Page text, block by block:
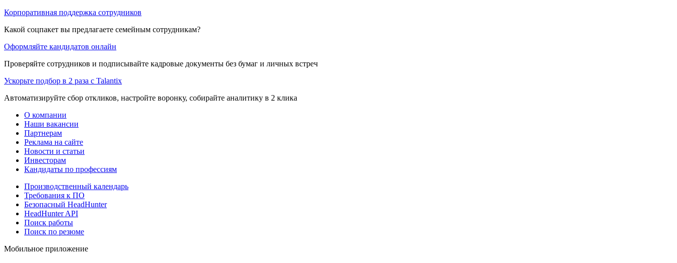
Корпоративная поддержка сотрудников
Какой соцпакет вы предлагаете семейным сотрудникам?
Оформляйте кандидатов онлайн
Проверяйте сотрудников и подписывайте кадровые документы без бумаг и личных встреч
Ускорьте подбор в 2 раза с Talantix
Автоматизируйте сбор откликов, настройте воронку, собирайте аналитику в 2 клика
О компании
Наши вакансии
Партнерам
Реклама на сайте
Новости и статьи
Инвесторам
Кандидаты по профессиям
Производственный календарь
Требования к ПО
Безопасный HeadHunter
HeadHunter API
Поиск работы
Поиск по резюме
Мобильное приложение